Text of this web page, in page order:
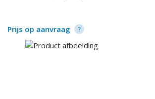
Prijs op aanvraag